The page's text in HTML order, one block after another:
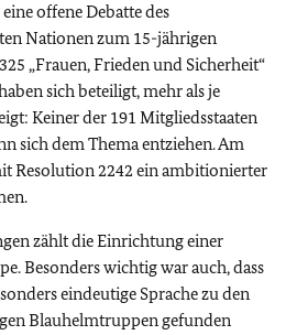
offene Debatte des
Nationen zum 15-jährigen
„Frauen, Frieden und Sicherheit“
sich beteiligt, mehr als je
Keiner der 191 Mitgliedsstaaten
sich dem Thema entziehen. Am
Resolution 2242 ein ambitionierter
zählt die Einrichtung einer
Besonders wichtig war auch, dass
eindeutige Sprache zu den
Blauhelmtruppen gefunden